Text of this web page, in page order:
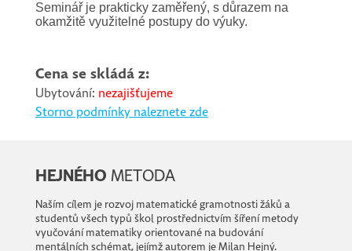
Seminář je prakticky zaměřený, s důrazem na
okamžitě využitelné postupy do výuky.
Cena se skládá z:
Ubytování: nezajišťujeme
Storno podmínky naleznete zde
HEJNÉHO METODA
Naším cílem je rozvoj matematické gramotnosti žáků a
studentů všech typů škol prostřednictvím šíření metody
vyučování matematiky orientované na budování
mentálních schémat, jejímž autorem je Milan Hejný.